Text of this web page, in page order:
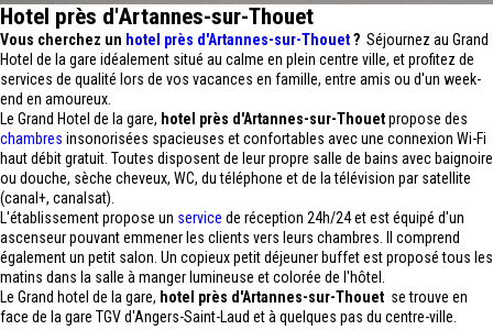
Hotel près d'Artannes-sur-Thouet
Vous cherchez un hotel près d'Artannes-sur-Thouet? Séjournez au Grand
Hotel de la gare idéalement situé au calme en plein centre ville, et profitez de
services de qualité lors de vos vacances en famille, entre amis ou d'un week-
end en amoureux.
Le Grand Hotel de la gare, hotel près d'Artannes-sur-Thouetpropose des
chambres insonorisées spacieuses et confortables avec une connexion Wi-Fi
haut débit gratuit. Toutes disposent de leur propre salle de bains avec baignoire
ou douche, sèche cheveux, WC, du téléphone et de la télévision par satellite
(canal+, canalsat).
L'établissement propose un service de réception 24h/24 et est équipé d'un
ascenseur pouvant emmener les clients vers leurs chambres. Il comprend
également un petit salon. Un copieux petit déjeuner buffet est proposé tous les
matins dans la salle à manger lumineuse et colorée de l'hôtel.
Le Grand hotel de la gare, hotel près d'Artannes-sur-Thouet se trouve en
face de la gare TGV d'Angers-Saint-Laud et à quelques pas du centre-ville.